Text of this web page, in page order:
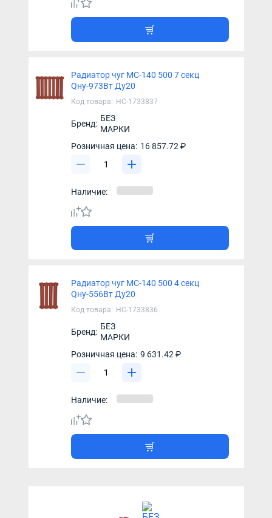
Радиатор чуг МС-140 500 7 секц
Qну-973Вт Ду20
Код товара: НС-1733837
Бренд:
БЕЗ
МАРКИ
Розничная цена: 16 857.72 ₽
Наличие:
Радиатор чуг МС-140 500 4 секц
Qну-556Вт Ду20
Код товара: НС-1733836
Бренд:
БЕЗ
МАРКИ
Розничная цена: 9 631.42 ₽
Наличие: